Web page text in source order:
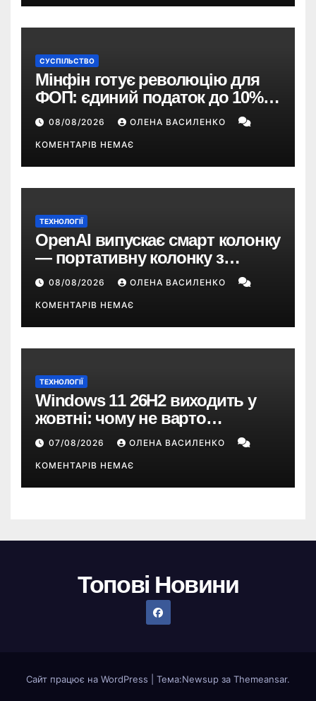
СУСПІЛЬСТВО
Мінфін готує революцію для
ФОП: єдиний податок до 10%,
ПДВ з 2028 року та перегляд 2-ї
групи
08/08/2026 ОЛЕНА ВАСИЛЕНКО
КОМЕНТАРІВ НЕМАЄ
ТЕХНОЛОГІЇ
OpenAI випускає смарт колонку
— портативну колонку з
ChatGPT, камерою та цінником
понад $300
08/08/2026 ОЛЕНА ВАСИЛЕНКО
КОМЕНТАРІВ НЕМАЄ
ТЕХНОЛОГІЇ
Windows 11 26H2 виходить у
жовтні: чому не варто
пропускати це оновлення
07/08/2026 ОЛЕНА ВАСИЛЕНКО
КОМЕНТАРІВ НЕМАЄ
Топові Новини
Сайт працює на WordPress Тема:Newsup за Themeansar.